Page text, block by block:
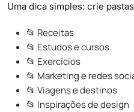
Uma dica simples: crie
📂 Receitas
📂 Estudos e cursos
📂 Exercícios
📂 Marketing e redes
📂 Viagens e destinos
📂 Inspirações de design